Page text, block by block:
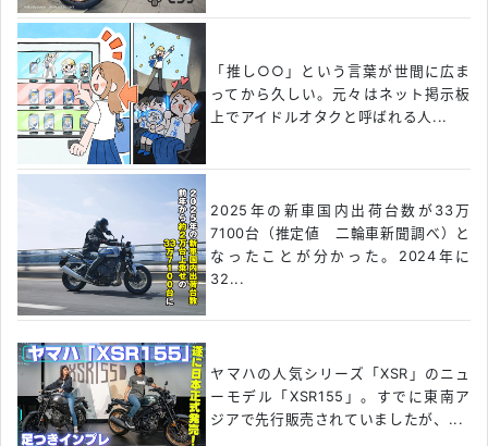
「推し○○」という言葉が世間に広ま
ってから久しい。元々はネット掲示板
上でアイドルオタクと呼ばれる人...
2025年の新車国内出荷台数が33万
7100台（推定値 二輪車新聞調べ）と
なったことが分かった。2024年に
32...
ヤマハの人気シリーズ「XSR」のニュ
ーモデル「XSR155」。すでに東南ア
ジアで先行販売されていましたが、...